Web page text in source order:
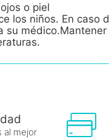
o piel
los niños. En caso
su médico.Mantener
al mejor